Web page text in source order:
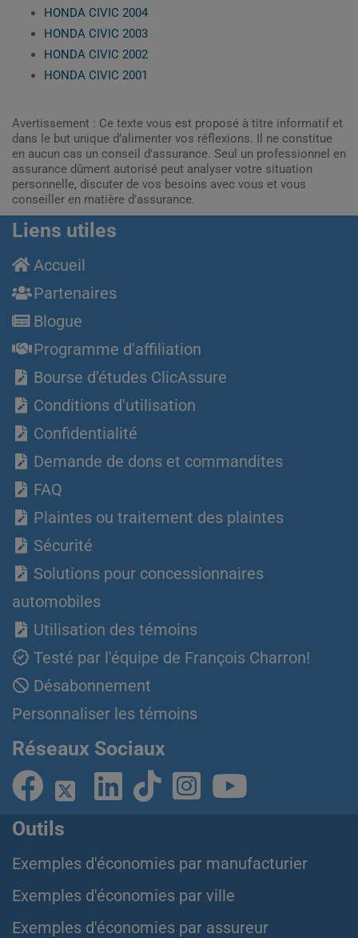
HONDA CIVIC 2004
HONDA CIVIC 2003
HONDA CIVIC 2002
HONDA CIVIC 2001
Avertissement : Ce texte vous est proposé à titre informatif et
dans le but unique d’alimenter vos réflexions. Il ne constitue
en aucun cas un conseil d'assurance. Seul un professionnel en
assurance dûment autorisé peut analyser votre situation
personnelle, discuter de vos besoins avec vous et vous
conseiller en matière d’assurance.
Liens utiles
Accueil
Partenaires
Blogue
Programme d'affiliation
Bourse d’études ClicAssure
Conditions d'utilisation
Confidentialité
Demande de dons et commandites
FAQ
Plaintes ou traitement des plaintes
Sécurité
Solutions pour concessionnaires
automobiles
Utilisation des témoins
Testé par l'équipe de François Charron!
Désabonnement
Personnaliser les témoins
Réseaux Sociaux
Outils
Exemples d'économies par manufacturier
Exemples d'économies par ville
Exemples d'économies par assureur